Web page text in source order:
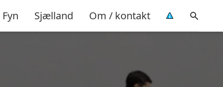
Fyn Sjælland Om / kontakt